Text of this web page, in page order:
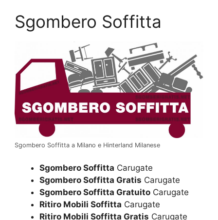
Sgombero Soffitta
Sgombero Soffitta a Milano e Hinterland Milanese
Sgombero Soffitta Carugate
Sgombero Soffitta Gratis Carugate
Sgombero Soffitta Gratuito Carugate
Ritiro Mobili Soffitta Carugate
Ritiro Mobili Soffitta Gratis Carugate